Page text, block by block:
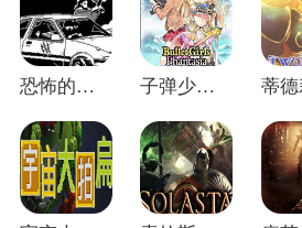
恐怖的世界修改器 v1.01 子弹少女幻想修改器 v1.0